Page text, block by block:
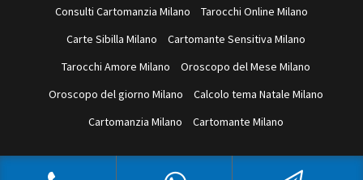
Consulti Cartomanzia Milano
Tarocchi Online Milano
Carte Sibilla Milano
Cartomante Sensitiva Milano
Tarocchi Amore Milano
Oroscopo del Mese Milano
Oroscopo del giorno Milano
Calcolo tema Natale Milano
Cartomanzia Milano
Cartomante Milano